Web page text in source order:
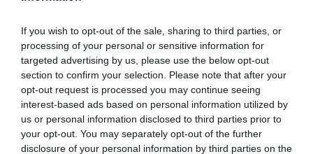
If you wish to opt-out of the sale, sharing to third parties, or
processing of your personal or sensitive information for
targeted advertising by us, please use the below opt-out
section to confirm your selection. Please note that after your
opt-out request is processed you may continue seeing
interest-based ads based on personal information utilized by
us or personal information disclosed to third parties prior to
your opt-out. You may separately opt-out of the further
disclosure of your personal information by third parties on the
FAIRE UN DON
Appel aux lecteurs !
Soutenez Air Journal participezà son
développement !